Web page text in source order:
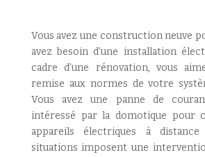
Vous avez une construction neuve
avez besoin d’une installation
cadre d’une rénovation, vous
remise aux normes de votre
Vous avez une panne de
intéressé par la domotique pour
appareils électriques à
situations imposent une